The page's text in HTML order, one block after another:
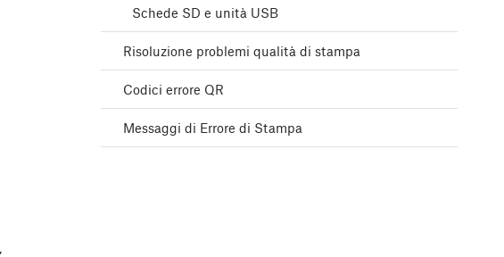
Schede SD e unità USB
Risoluzione problemi qualità di stampa
Codici errore QR
Messaggi di Errore di Stampa